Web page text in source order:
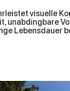
visuelle
unabdingbare
Lebensdauer